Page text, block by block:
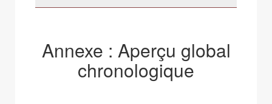
Annexe : Aperçu global
chronologique